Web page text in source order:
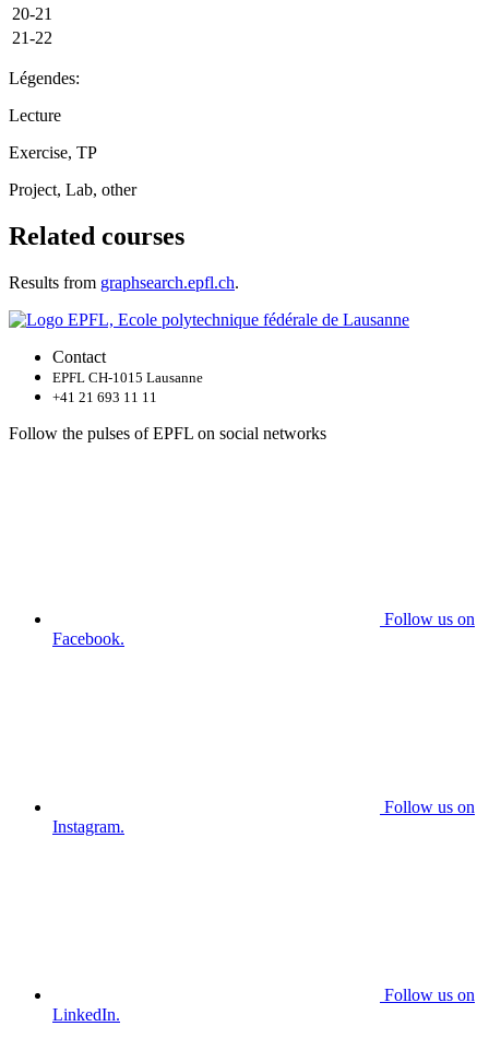
20-21
21-22
Légendes:
Lecture
Exercise, TP
Project, Lab, other
Related courses
Results from graphsearch.epfl.ch.
Contact
EPFL CH-1015 Lausanne
+41 21 693 11 11
Follow the pulses of EPFL on social networks
Follow us on
Facebook.
Follow us on
Instagram.
Follow us on
LinkedIn.